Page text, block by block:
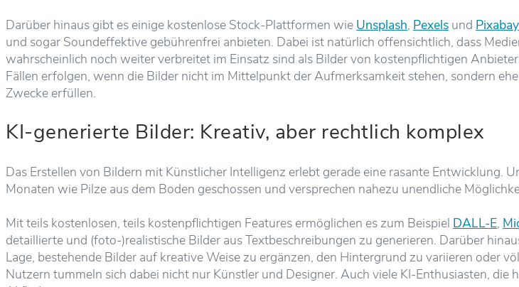
Darüber hinaus gibt es einige kostenlose Stock-Plattformen wie Unsplash, Pexels und Pixabay
und sogar Soundeffektive gebührenfrei anbieten. Dabei ist natürlich offensichtlich, dass
wahrscheinlich noch weiter verbreitet im Einsatz sind als Bilder von kostenpflichtigen
Fällen erfolgen, wenn die Bilder nicht im Mittelpunkt der Aufmerksamkeit stehen, sondern
Zwecke erfüllen.
KI-generierte Bilder: Kreativ, aber rechtlich komplex
Das Erstellen von Bildern mit Künstlicher Intelligenz erlebt gerade eine rasante Entwicklung.
Monaten wie Pilze aus dem Boden geschossen und versprechen nahezu unendliche
Mit teils kostenlosen, teils kostenpflichtigen Features ermöglichen es zum Beispiel DALL-E,
detaillierte und (foto-)realistische Bilder aus Textbeschreibungen zu generieren. Darüber
Lage, bestehende Bilder auf kreative Weise zu ergänzen, den Hintergrund zu variieren oder
Nutzern tummeln sich dabei nicht nur Künstler und Designer. Auch viele KI-Enthusiasten, die